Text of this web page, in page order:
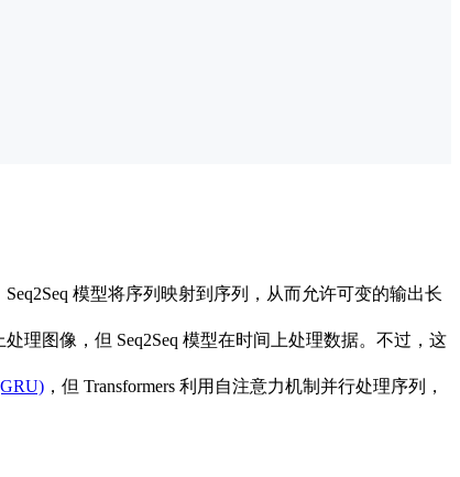
模型将序列映射到序列，从而允许可变的输出长
理图像，但 Seq2Seq 模型在时间上处理数据。不过，这
，但 Transformers 利用自注意力机制并行处理序列，